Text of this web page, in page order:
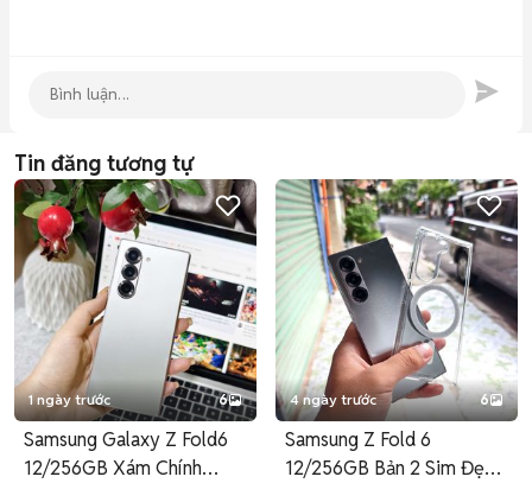
Tin đăng tương tự
1 ngày trước 6
Samsung Galaxy Z Fold6
12/256GB Xám Chính
4 ngày trước 6
Samsung Z Fold 6
12/256GB Bản 2 Sim Đẹp